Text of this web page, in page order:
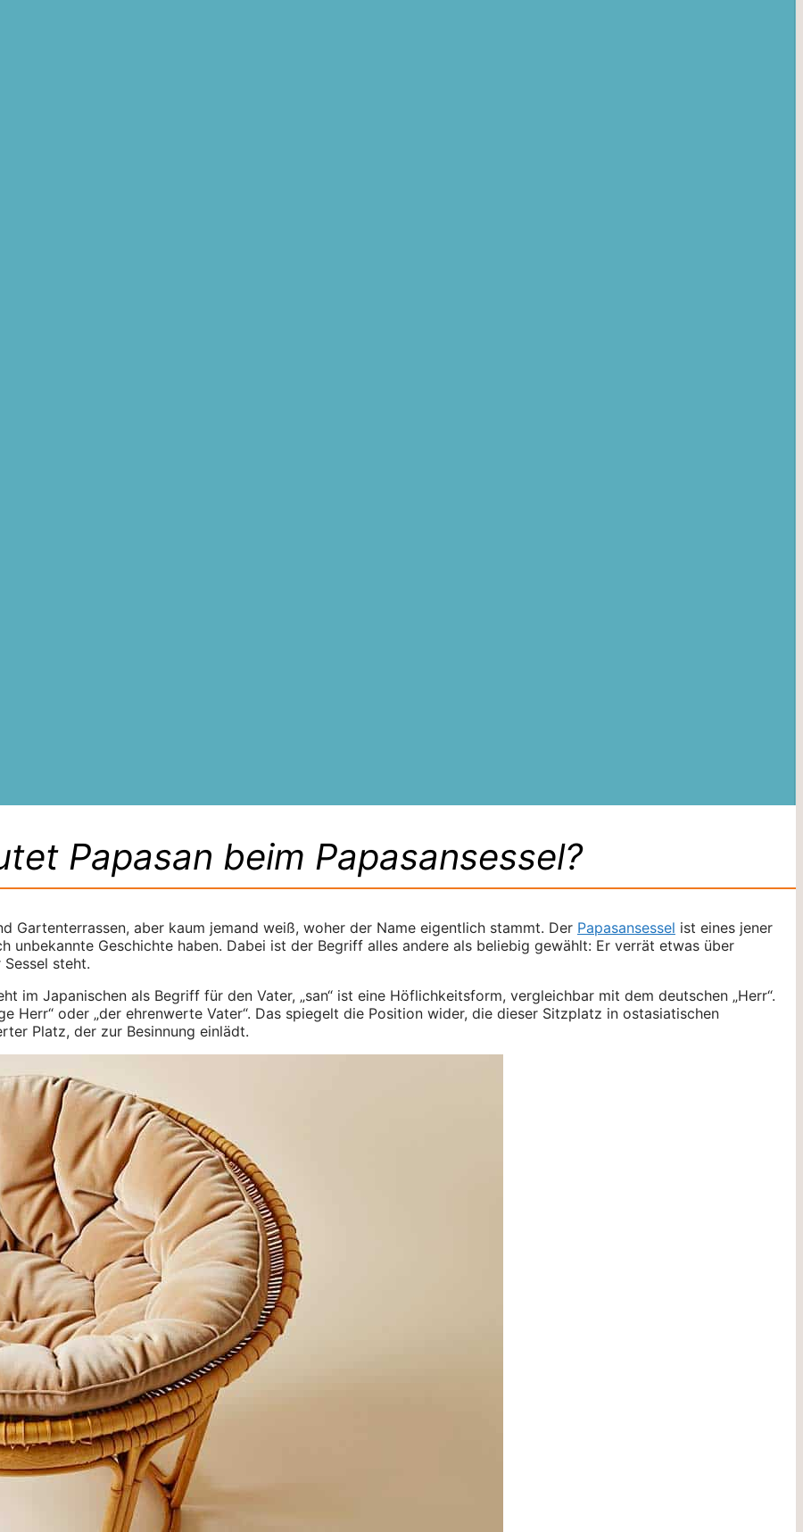
Papasan beim Papasansessel?
Gartenterrassen, aber kaum jemand weiß, woher der Name eigentlich stammt. Der Papasansessel ist eines jener
unbekannte Geschichte haben. Dabei ist der Begriff alles andere als beliebig gewählt: Er verrät etwas über
steht.
im Japanischen als Begriff für den Vater, „san“ ist eine Höflichkeitsform, vergleichbar mit dem deutschen „Herr“.
Herr“ oder „der ehrenwerte Vater“. Das spiegelt die Position wider, die dieser Sitzplatz in ostasiatischen
Platz, der zur Besinnung einlädt.